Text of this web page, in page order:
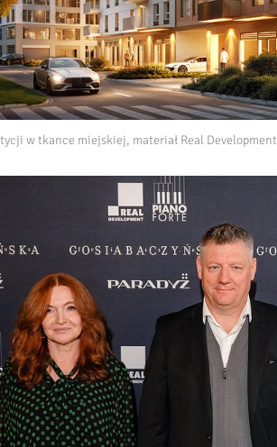
w tkance miejskiej, materiał Real Development